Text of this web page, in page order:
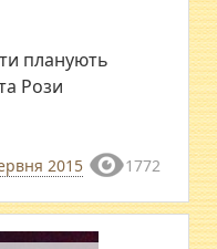
планують
Рози
2015 1772